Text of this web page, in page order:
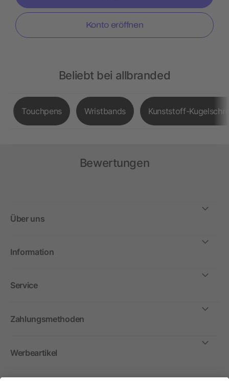
Konto eröffnen
Beliebt bei allbranded
Touchpens Wristbands Kunststoff-
Bewertungen
Über uns
Information
Service
Zahlungsmethoden
Werbeartikel